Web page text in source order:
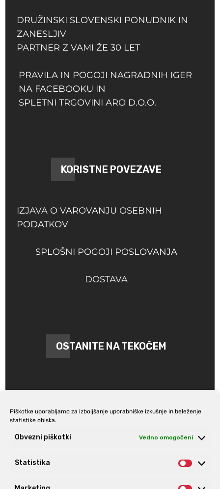
Piškotke uporabljamo za izboljšanje uporabniške izkušnje in beleženje
statistike obiska.
Obvezni piškotki Vedno omogočeni
Statistika
DRUŽINSKI SLOVENSKI PONUDNIK IN
ZANESLJIV
PARTNER Z VAMI ŽE 30 LET
PRAVILA IN POGOJI NAGRADNIH IGER
NA FACEBOOKU IN
SPLETNI TRGOVINI ARO D.O.O.
KORISTNE POVEZAVE
IZJAVA O VAROVANJU OSEBNIH
PODATKOV
SPLOŠNI POGOJI POSLOVANJA
DOSTAVA
OSTANITE NA TEKOČEM